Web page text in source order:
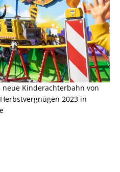
Kinderachterbahn von
2023 in